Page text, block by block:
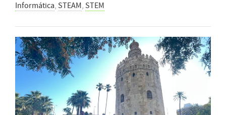
Informática, STEAM, STEM